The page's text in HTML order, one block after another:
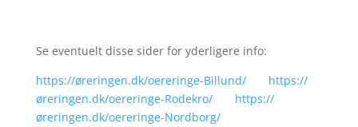
Se eventuelt disse sider for yderligere info:
https://øreringen.dk/oereringe-Billund/
https://
øreringen.dk/oereringe-Rodekro/
https://
øreringen.dk/oereringe-Nordborg/